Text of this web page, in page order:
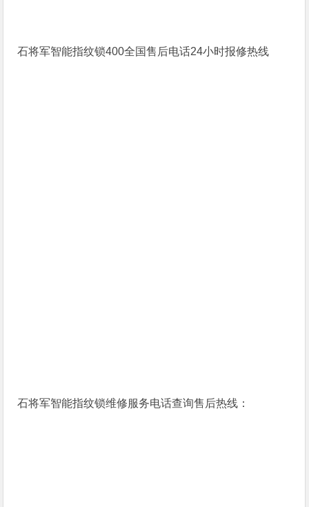
石将军智能指纹锁400全国售后电话24小时报修热线
石将军智能指纹锁维修服务电话查询售后热线：